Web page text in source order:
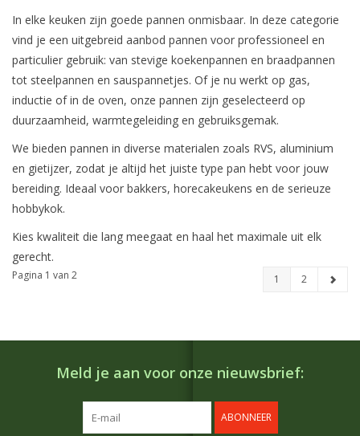
In elke keuken zijn goede pannen onmisbaar. In deze categorie
vind je een uitgebreid aanbod pannen voor professioneel en
particulier gebruik: van stevige koekenpannen en braadpannen
tot steelpannen en sauspan­netjes. Of je nu werkt op gas,
inductie of in de oven, onze pannen zijn geselecteerd op
duurzaamheid, warmtegeleiding en gebruiksgemak.
We bieden pannen in diverse materialen zoals RVS, aluminium
en gietijzer, zodat je altijd het juiste type pan hebt voor jouw
bereiding. Ideaal voor bakkers, horecakeukens en de serieuze
hobbykok.
Kies kwaliteit die lang meegaat en haal het maximale uit elk
gerecht.
Pagina 1 van 2 1 2
Meld je aan voor onze nieuwsbrief:
ABONNEER